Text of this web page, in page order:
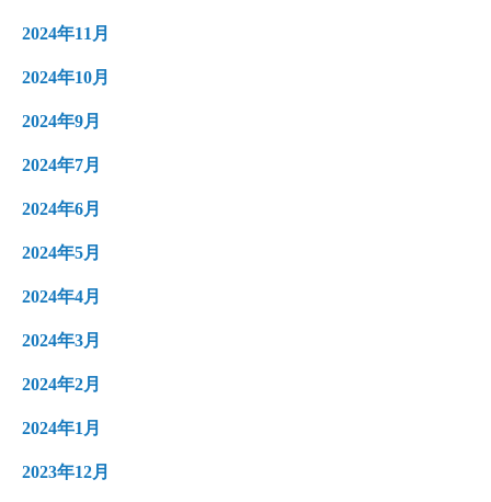
2024年11月
2024年10月
2024年9月
2024年7月
2024年6月
2024年5月
2024年4月
2024年3月
2024年2月
2024年1月
2023年12月